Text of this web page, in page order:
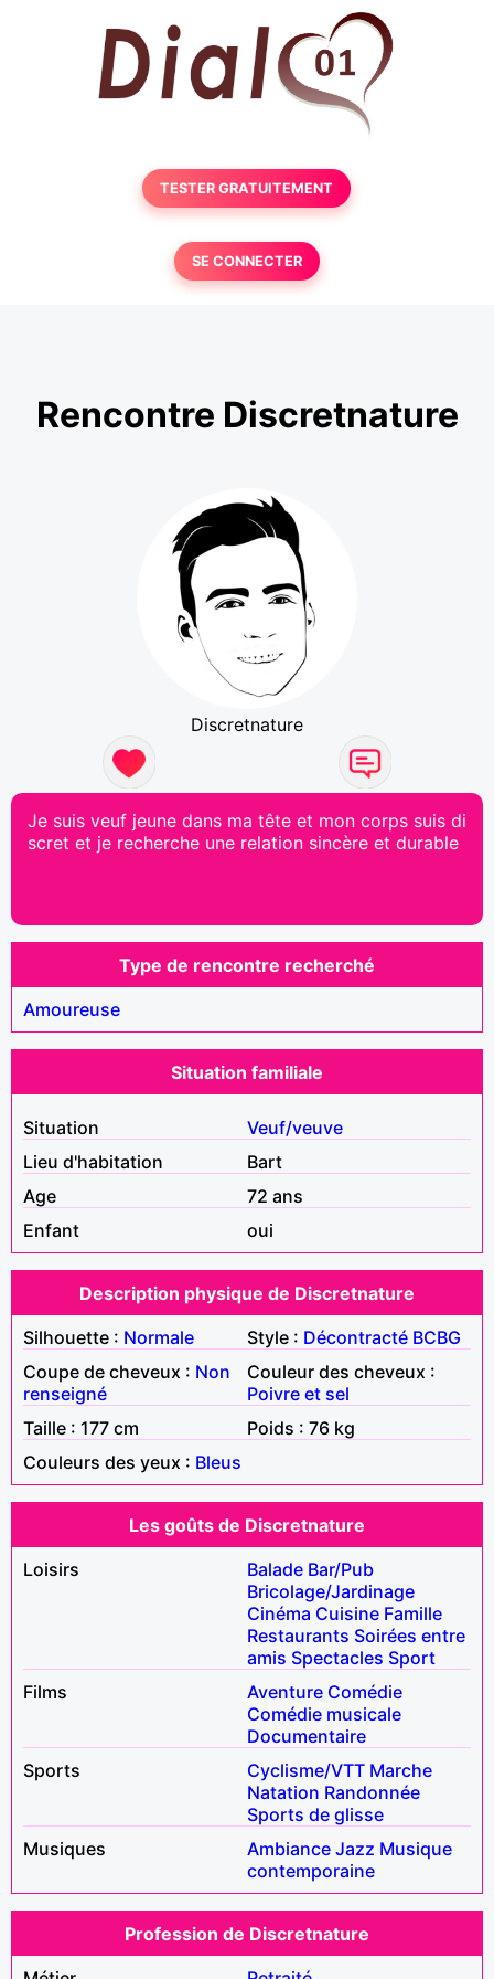
TESTER GRATUITEMENT
SE CONNECTER
Rencontre Discretnature
Discretnature
Je suis veuf jeune dans ma tête et mon corps suis di
scret et je recherche une relation sincère et durable
Type de rencontre recherché
Amoureuse
Situation familiale
Situation
Veuf/veuve
Lieu d'habitation
Bart
Age
72 ans
Enfant
oui
Description physique de Discretnature
Silhouette : Normale Style : Décontracté BCBG
Coupe de cheveux : Non
renseigné
Couleur des cheveux :
Poivre et sel
Taille : 177 cm
Poids : 76 kg
Couleurs des yeux : Bleus
Les goûts de Discretnature
Loisirs
Balade Bar/Pub
Bricolage/Jardinage
Cinéma Cuisine Famille
Restaurants Soirées entre
amis Spectacles Sport
Films
Aventure Comédie
Comédie musicale
Documentaire
Sports
Cyclisme/VTT Marche
Natation Randonnée
Sports de glisse
Musiques
Ambiance Jazz Musique
contemporaine
Profession de Discretnature